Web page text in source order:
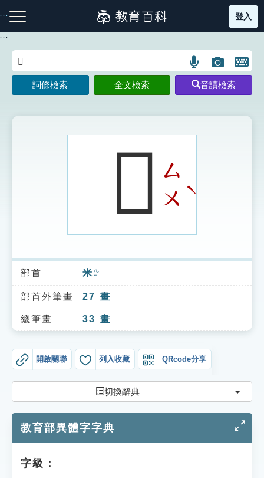
到
主
:::
注音索引圖示 筆畫索引圖示 部首索引表圖示
索引選單
知識索引
單字索引
貓頭鷹博士
登入
:::
語
言
搜
示
圖
片
搜
開
鍵
圖
詞條檢索 全文檢索 音讀檢索
𥾄ㄙ
ㄨˋ
部首 米 ㄇㄧˇ
部首外筆畫 27 畫
總筆畫 33 畫
開啟關聯 列入收藏 QRcode分享
切換辭典 切換
教育部異體字字典
字級：